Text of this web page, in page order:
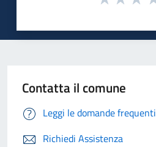
Contatta il comune
Leggi le domande frequenti
Richiedi Assistenza